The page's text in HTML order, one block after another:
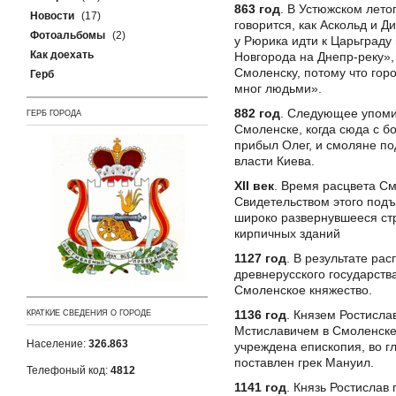
Новости (17)
Фотоальбомы (2)
Как доехать
Герб
ГЕРБ ГОРОДА
КРАТКИЕ СВЕДЕНИЯ О ГОРОДЕ
Население: 326.863
Телефоный код: 4812
863 год . В Устюжском
говорится, как Аскольд и
у Рюрика идти к
Новгорода на Днепр-
Смоленску, потому что
мног людьми».
882 год . Следующее
Смоленске, когда сюда с
прибыл Олег, и смоляне
власти Киева.
XII век . Время расцвета
Свидетельством этого
широко развернувшееся
кирпичных зданий
1127 год . В результате
древнерусского
Смоленское княжество.
1136 год . Князем
Мстиславичем в
учреждена епископия, во
поставлен грек Мануил.
1141 год . Князь